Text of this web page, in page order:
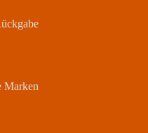
Marken